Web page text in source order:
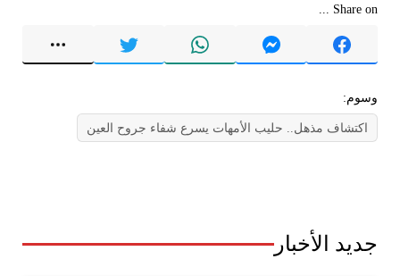
Share on ...
وسوم:
اكتشاف مذهل.. حليب الأمهات يسرع شفاء جروح العين
جديد الأخبار